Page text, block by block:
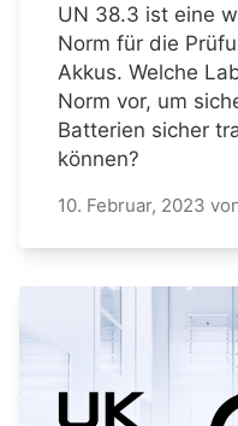
UN 38.3 ist eine
Norm für die
Akkus. Welche
Norm vor, um
Batterien sicher
können?
10. Februar, 2023